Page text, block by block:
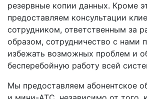
резервные копии данных. Кроме
предоставляем консультации
сотрудником, ответственным за
образом, сотрудничество с нами
избежать возможных проблем и
бесперебойную работу всей
Мы предоставляем абонентское